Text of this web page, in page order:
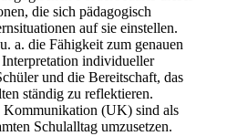
die sich pädagogisch
auf sie einstellen.
a. die Fähigkeit zum genauen
individueller
und die Bereitschaft, das
ständig zu reflektieren.
Kommunikation (UK) sind als
Schulalltag umzusetzen.